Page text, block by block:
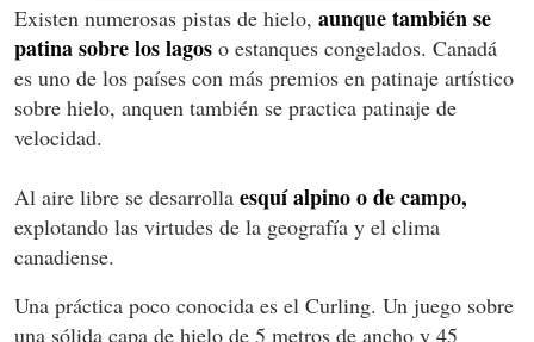
Existen numerosas pistas de hielo, aunque también se
patina sobre los lagos o estanques congelados. Canadá
es uno de los países con más premios en patinaje artístico
sobre hielo, anquen también se practica patinaje de
velocidad.
Al aire libre se desarrolla esquí alpino o de campo,
explotando las virtudes de la geografía y el clima
canadiense.
Una práctica poco conocida es el Curling. Un juego sobre
una sólida capa de hielo de 5 metros de ancho y 45